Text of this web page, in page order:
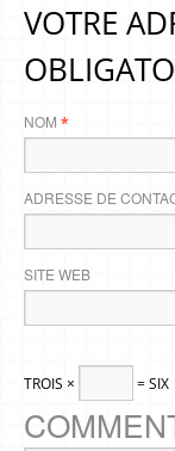
VOTRE
NOM *
ADRESSE DE
SITE WEB
TROIS × = SIX